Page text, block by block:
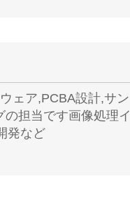
ェア,PCBA設計,サ
担当です画像処理
発など